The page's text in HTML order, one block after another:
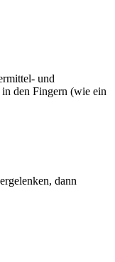
und
den Fingern (wie ein
dann